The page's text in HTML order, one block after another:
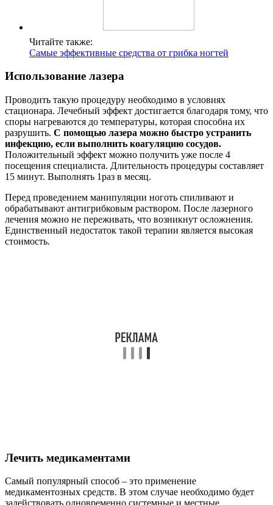
лечения можно не переживать, что возникнут осложнения.
Единственный недостаток такой терапии является высокая
стоимость.
Лечить медикаментами
Самый популярный способ – это применение
медикаментозных средств. В этом случае необходимо будет
задействовать одновременно системные и местные
медикаменты. Назначить необходимые лекарства способен
только врач.
К эффективным препаратам стоит отнести:
Средняя цена по аптекам 700 р.
Лоцерил;
Батрафен;
Микозан;
«У меня грибок на ногах возник после
неудачного похода в салон на педикюр. Стала замечать
Игорь, 35 лет:«Я грибковое заболевание я лечил при
помощи лазера. Хотя процедура достаточно дорогая, но
я решил не тратить зря время на использование
народных или медикаментозных средств. Всего сделал 4
процедуры и все симптомы грибка мне удалось